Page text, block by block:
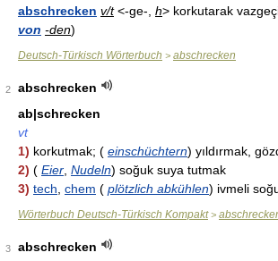
abschrecken v/t<-ge-, h> korkutarak
von -den)
Deutsch-Türkisch Wörterbuch > abschrecken
2
abschrecken
ab|schrecken
vt
1) korkutmak; ( einschüchtern) yıldırmak,
2) ( Eier Nudeln) soğuk suya tutmak
3) tech chem ( plötzlich abkühlen) ivmeli
Wörterbuch Deutsch-Türkisch Kompakt>
3
abschrecken